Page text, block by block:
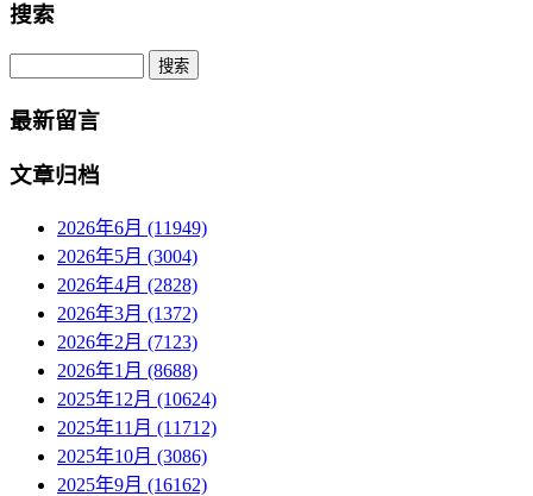
搜索
Search
最新留言
文章归档
2026年6月 (11949)
2026年5月 (3004)
2026年4月 (2828)
2026年3月 (1372)
2026年2月 (7123)
2026年1月 (8688)
2025年12月 (10624)
2025年11月 (11712)
2025年10月 (3086)
2025年9月 (16162)